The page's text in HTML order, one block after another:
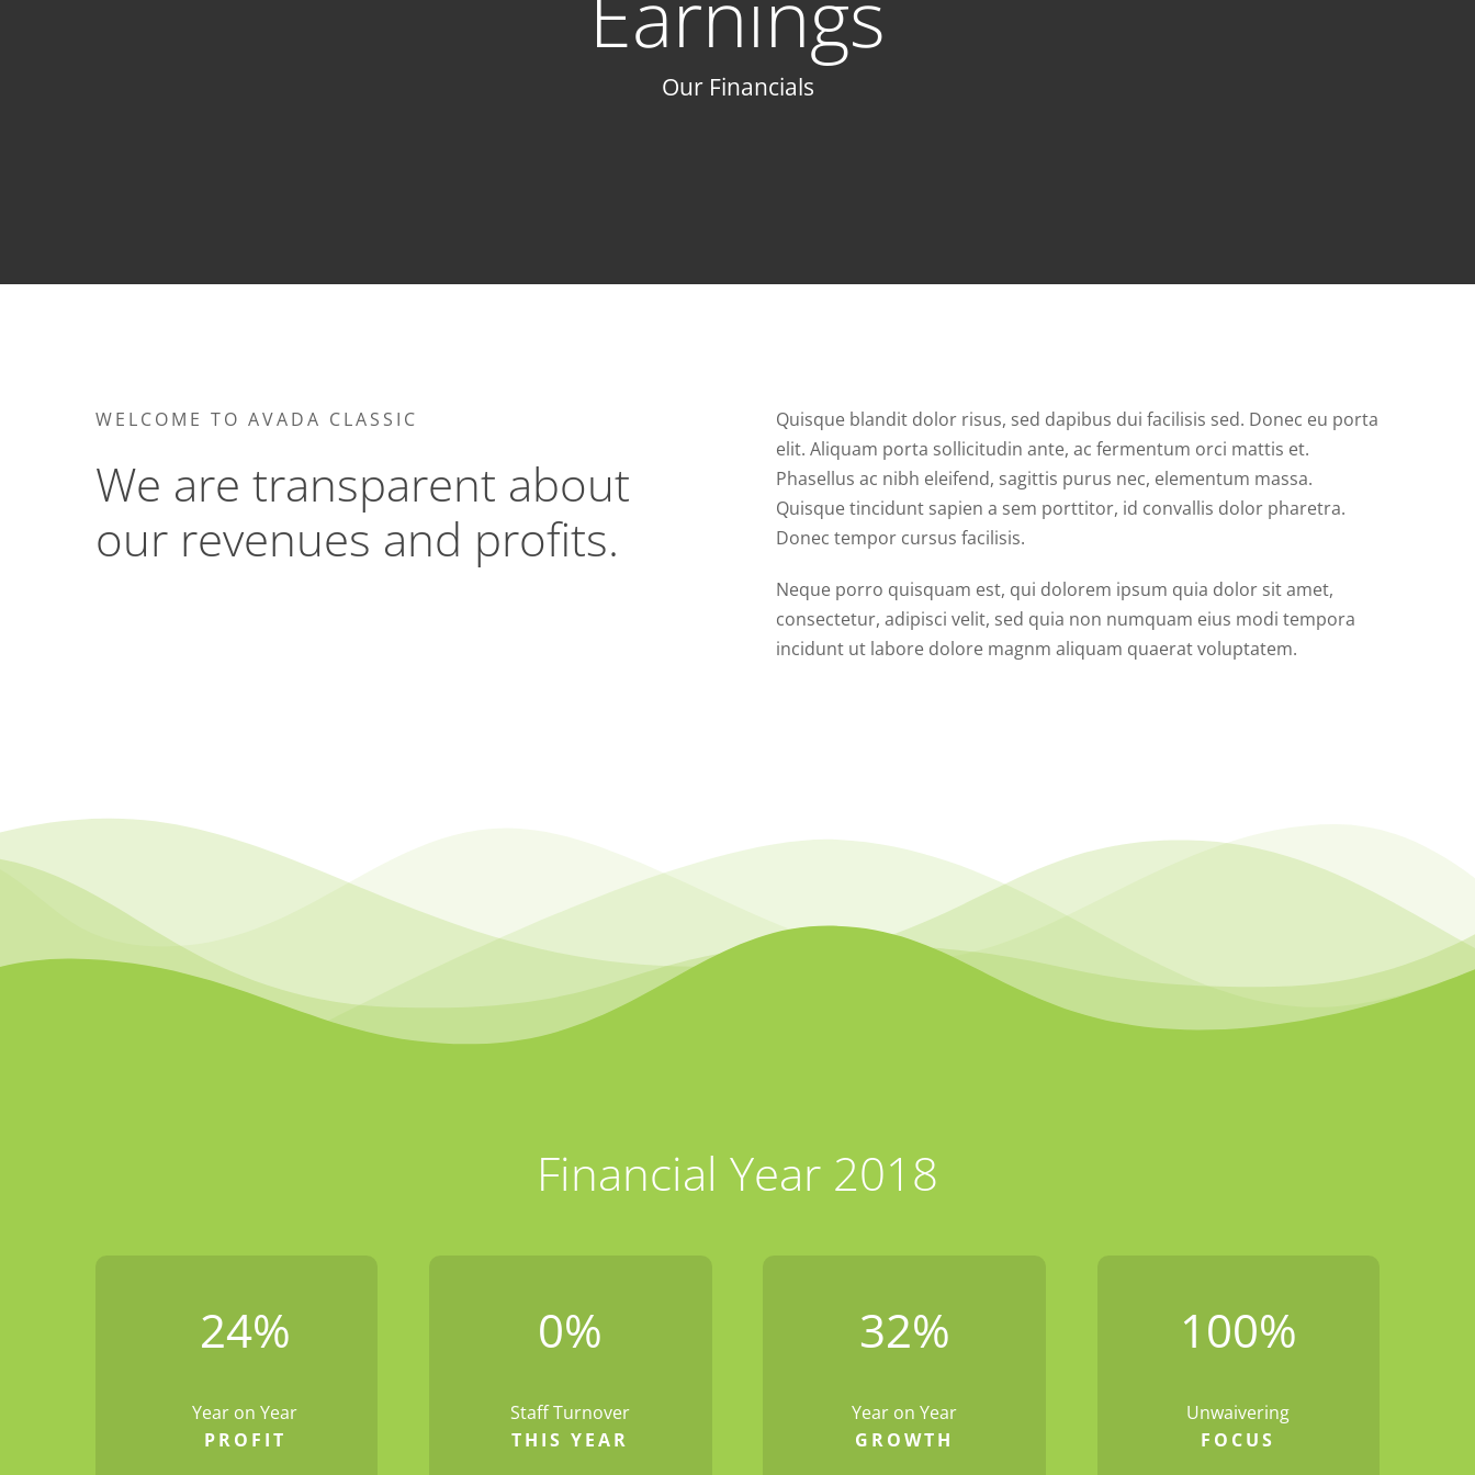
Our Financials
WELCOME TO AVADA CLASSIC
We are transparent about
our revenues and profits.
Quisque blandit dolor risus, sed dapibus dui facilisis sed. Donec eu porta
elit. Aliquam porta sollicitudin ante, ac fermentum orci mattis et.
Phasellus ac nibh eleifend, sagittis purus nec, elementum massa.
Quisque tincidunt sapien a sem porttitor, id convallis dolor pharetra.
Donec tempor cursus facilisis.
Neque porro quisquam est, qui dolorem ipsum quia dolor sit amet,
consectetur, adipisci velit, sed quia non numquam eius modi tempora
incidunt ut labore dolore magnm aliquam quaerat voluptatem.
Financial Year 2018
24%
Year on Year
PROFIT
0%
Staff Turnover
THIS YEAR
32%
Year on Year
GROWTH
100%
Unwaivering
FOCUS